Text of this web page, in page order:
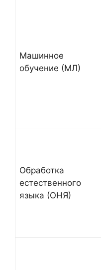
Машинное
обучение (МЛ)
Обработка
естественного
языка (ОНЯ)